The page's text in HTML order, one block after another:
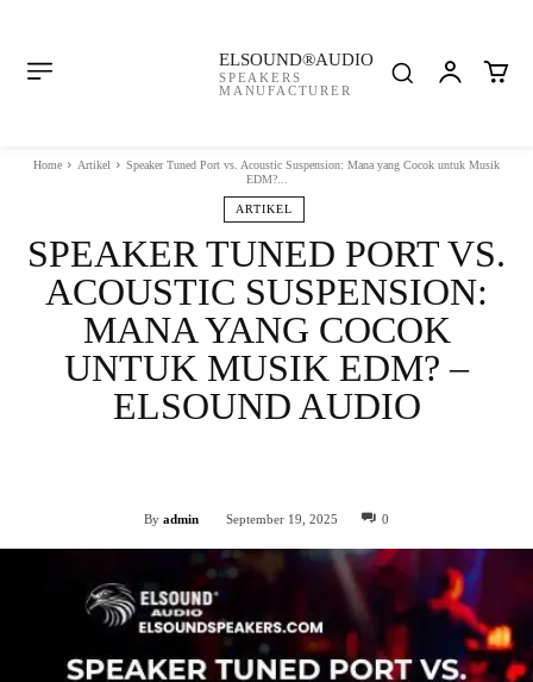
ELSOUND®AUDIO
SPEAKERS
MANUFACTURER
Home Artikel
Speaker Tuned Port vs. Acoustic Suspension: Mana yang Cocok untuk Musik
EDM?...
ARTIKEL
SPEAKER TUNED PORT VS.
ACOUSTIC SUSPENSION:
MANA YANG COCOK
UNTUK MUSIK EDM? –
ELSOUND AUDIO
By admin September 19, 2025 0